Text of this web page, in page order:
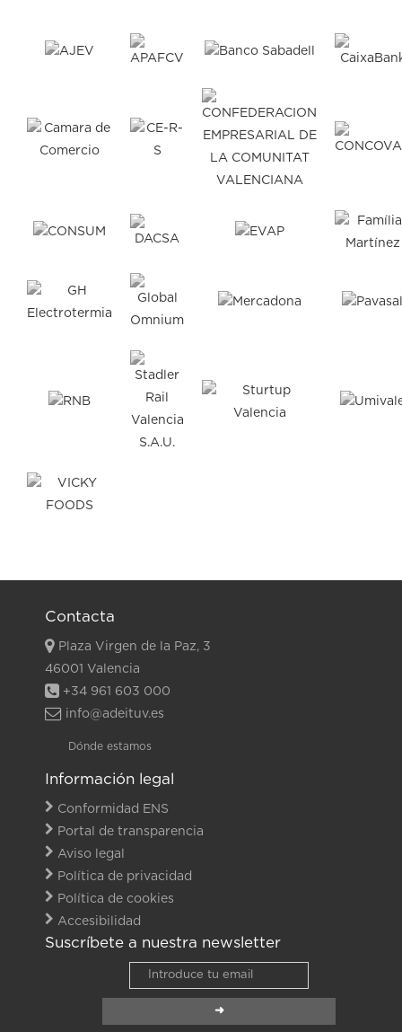
Contacta
Plaza Virgen de la Paz, 3
46001 Valencia
+34 961 603 000
info@adeituv.es
Dónde estamos
Información legal
Conformidad ENS
Portal de transparencia
Aviso legal
Política de privacidad
Política de cookies
Accesibilidad
Suscríbete a nuestra newsletter